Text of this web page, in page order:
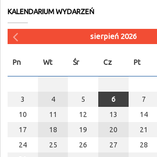
KALENDARIUM WYDARZEŃ
sierpień 2026
Pn Wt Śr Cz Pt
3
4 5 6 7
10
11 12 13 14
17
18 19 20 21
24
25 26 27 28